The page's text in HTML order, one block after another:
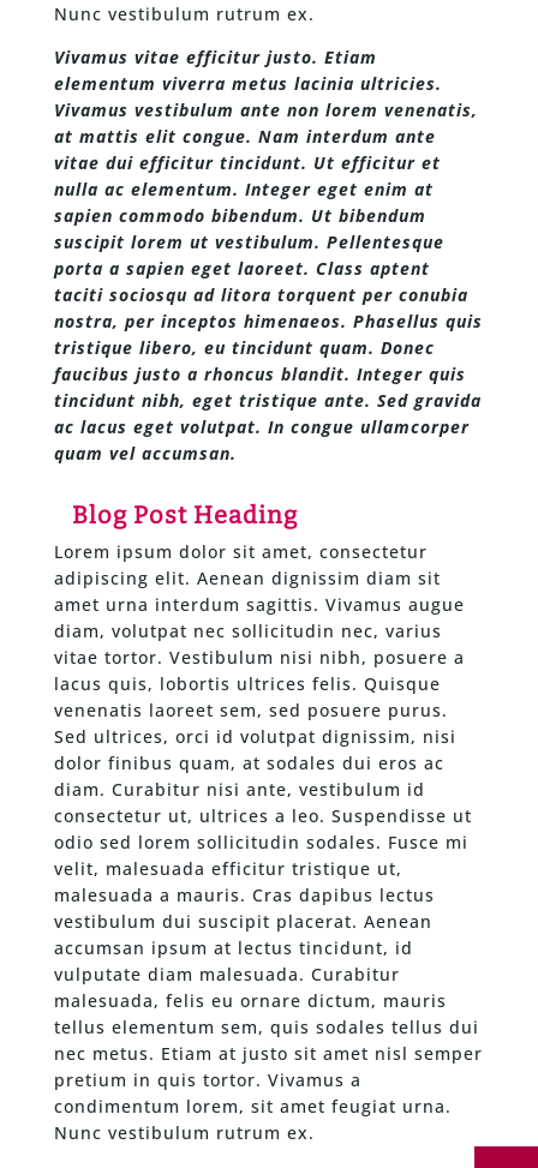
Nunc vestibulum rutrum ex.
Vivamus vitae efficitur justo. Etiam
elementum viverra metus lacinia ultricies.
Vivamus vestibulum ante non lorem venenatis,
at mattis elit congue. Nam interdum ante
vitae dui efficitur tincidunt. Ut efficitur et
nulla ac elementum. Integer eget enim at
sapien commodo bibendum. Ut bibendum
suscipit lorem ut vestibulum. Pellentesque
porta a sapien eget laoreet. Class aptent
taciti sociosqu ad litora torquent per conubia
nostra, per inceptos himenaeos. Phasellus quis
tristique libero, eu tincidunt quam. Donec
faucibus justo a rhoncus blandit. Integer quis
tincidunt nibh, eget tristique ante. Sed gravida
ac lacus eget volutpat. In congue ullamcorper
quam vel accumsan.
Blog Post Heading
Lorem ipsum dolor sit amet, consectetur
adipiscing elit. Aenean dignissim diam sit
amet urna interdum sagittis. Vivamus augue
diam, volutpat nec sollicitudin nec, varius
vitae tortor. Vestibulum nisi nibh, posuere a
lacus quis, lobortis ultrices felis. Quisque
venenatis laoreet sem, sed posuere purus.
Sed ultrices, orci id volutpat dignissim, nisi
dolor finibus quam, at sodales dui eros ac
diam. Curabitur nisi ante, vestibulum id
consectetur ut, ultrices a leo. Suspendisse ut
odio sed lorem sollicitudin sodales. Fusce mi
velit, malesuada efficitur tristique ut,
malesuada a mauris. Cras dapibus lectus
vestibulum dui suscipit placerat. Aenean
accumsan ipsum at lectus tincidunt, id
vulputate diam malesuada. Curabitur
malesuada, felis eu ornare dictum, mauris
tellus elementum sem, quis sodales tellus dui
nec metus. Etiam at justo sit amet nisl semper
pretium in quis tortor. Vivamus a
condimentum lorem, sit amet feugiat urna.
Nunc vestibulum rutrum ex.